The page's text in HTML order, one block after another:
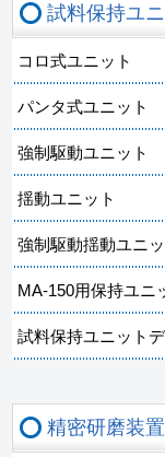
試料保持ユ
コロ式ユニット
パンタ式ユニット
強制駆動ユニット
揺動ユニット
強制駆動揺動ユニッ
MA-150用保持ユニ
試料保持ユニット
精密研磨装置